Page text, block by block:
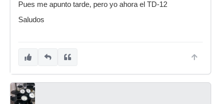
Pues me apunto tarde, pero yo ahora el TD-12
Saludos